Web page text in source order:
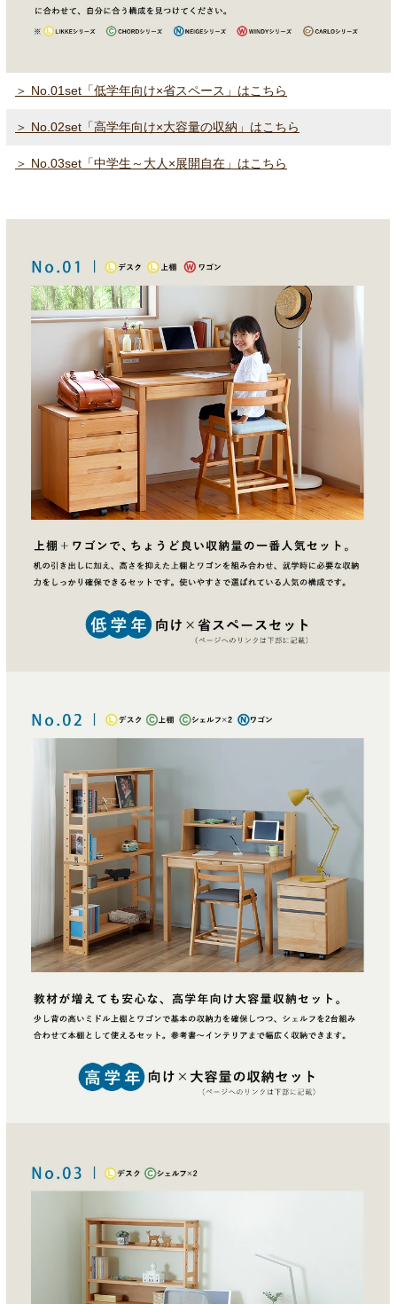
＞ No.01set「低学年向け×省スペース」はこちら
＞ No.02set「高学年向け×大容量の収納」はこちら
＞ No.03set「中学生～大人×展開自在」はこちら